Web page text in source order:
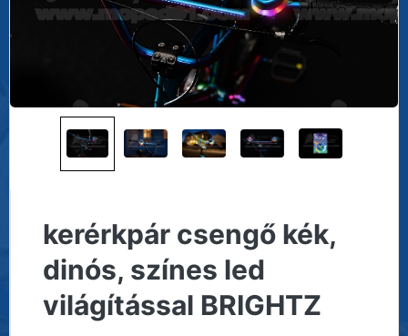
kerérkpár csengő kék,
dinós, színes led
világítással BRIGHTZ